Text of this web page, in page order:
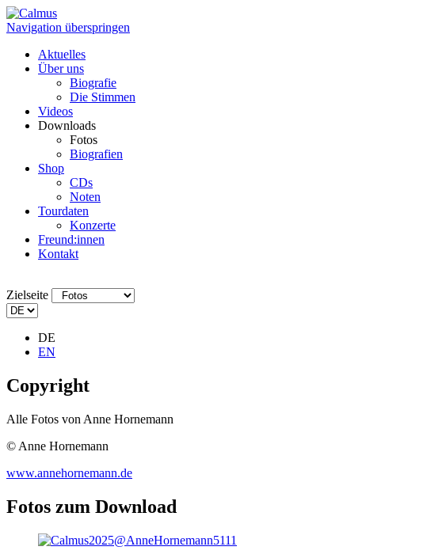
Navigation überspringen
Aktuelles
Über uns
Biografie
Die Stimmen
Videos
Downloads
Fotos
Biografien
Shop
CDs
Noten
Tourdaten
Konzerte
Freund:innen
Kontakt
Zielseite
DE
EN
Copyright
Alle Fotos von Anne Hornemann
© Anne Hornemann
www.annehornemann.de
Fotos zum Download